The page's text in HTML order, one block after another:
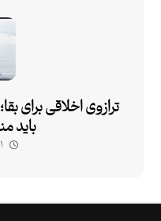
ترازوی اخلاقی برای
باید